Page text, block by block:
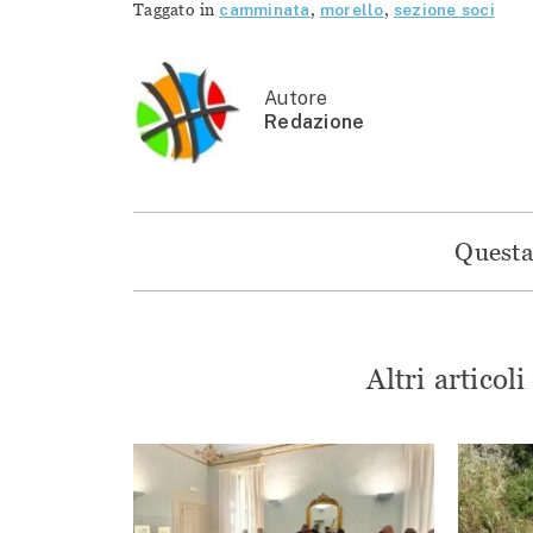
Taggato in camminata, morello, sezione soci
Autore
Redazione
Altri articoli